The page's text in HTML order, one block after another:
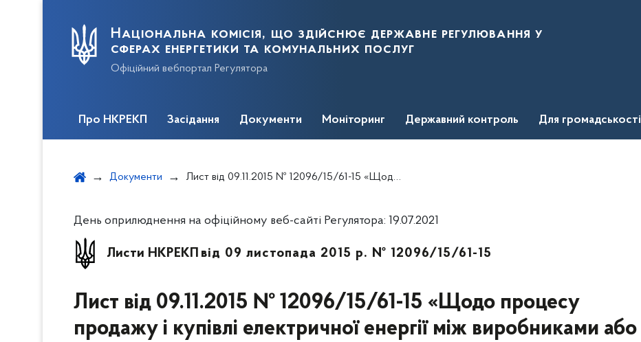
Національна комісія, що здійснює державне регулювання у
сферах енергетики та комунальних послуг
Офіційний вебпортал Регулятора
Про НКРЕКП Засідання Документи Моніторинг Державний контроль Для громадськості
Документи Лист від 09.11.2015 № 12096/15/61-15 «Щодо процесу продажу і купівлі електричної енергії між виробниками або постачальниками електричної енергії та споживачами»
День оприлюднення на офіційному веб-сайті Регулятора: 19.07.2021
Листи НКРЕКП від 09 листопада 2015 р. № 12096/15/61-15
Лист від 09.11.2015 № 12096/15/61-15 «Щодо процесу
продажу і купівлі електричної енергії між виробниками або